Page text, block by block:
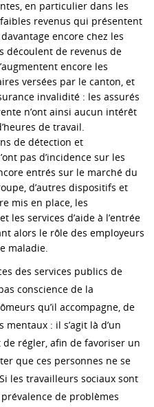
en particulier dans les
revenus qui présentent
encore chez les
découlent de revenus de
encore les
versées par le canton, et
invalidité : les assurés
n’ont ainsi aucun intérêt
de travail.
de détection et
pas d’incidence sur les
entrés sur le marché du
d’autres dispositifs et
mis en place, les
les services d’aide à l’entrée
alors le rôle des employeurs
maladie.
des services publics de
conscience de la
qu’il accompagne, de
: il s’agit là d’un
régler, afin de favoriser un
que ces personnes ne se
les travailleurs sociaux sont
de problèmes